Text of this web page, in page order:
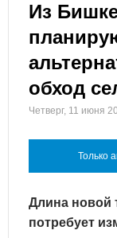
Из
обход
Четверг, 11 июня
Только
Длина новой
потребует